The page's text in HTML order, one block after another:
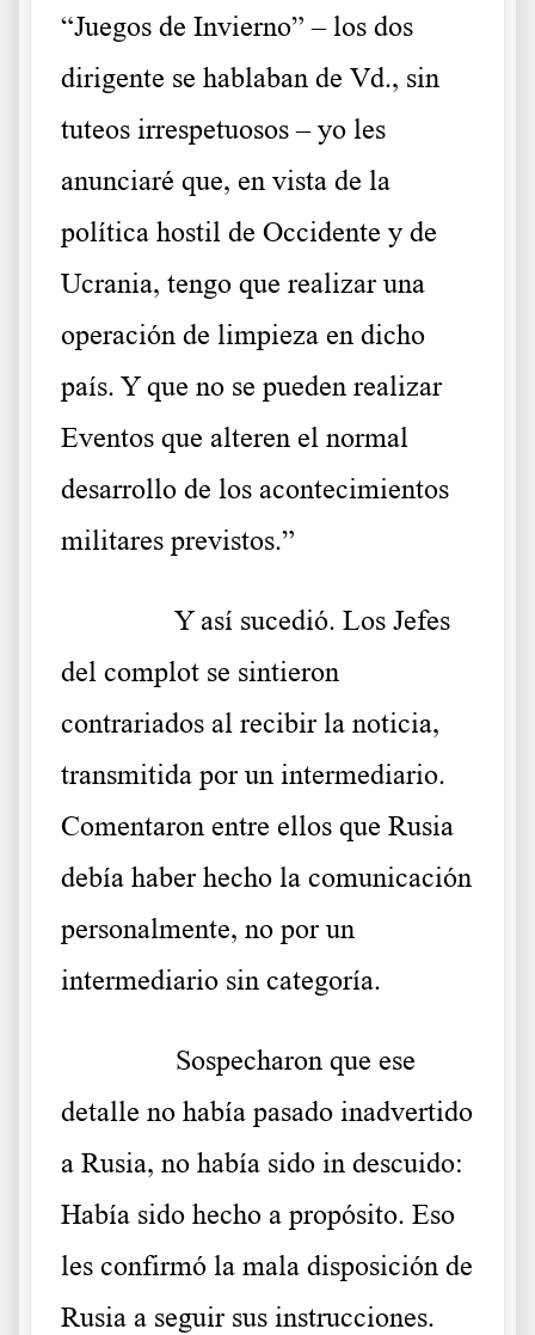
“Juegos de Invierno” – los dos
dirigente se hablaban de Vd., sin
tuteos irrespetuosos – yo les
anunciaré que, en vista de la
política hostil de Occidente y de
Ucrania, tengo que realizar una
operación de limpieza en dicho
país. Y que no se pueden realizar
Eventos que alteren el normal
desarrollo de los acontecimientos
militares previstos.”
Y así sucedió. Los Jefes
del complot se sintieron
contrariados al recibir la noticia,
transmitida por un intermediario.
Comentaron entre ellos que Rusia
debía haber hecho la comunicación
personalmente, no por un
intermediario sin categoría.
Sospecharon que ese
detalle no había pasado inadvertido
a Rusia, no había sido in descuido:
Había sido hecho a propósito. Eso
les confirmó la mala disposición de
Rusia a seguir sus instrucciones.